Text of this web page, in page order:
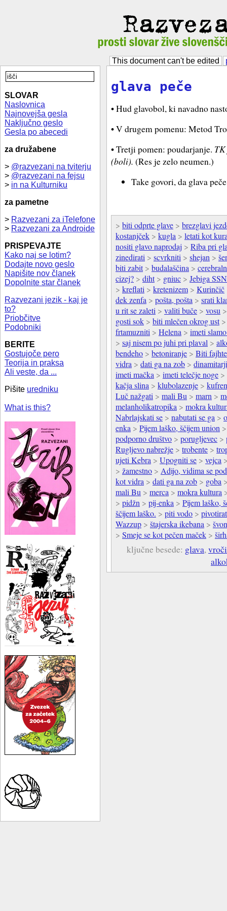
This document can't be edited
SLOVAR
Naslovnica
Najnovejša gesla
Naključno geslo
Gesla po abecedi
za družabene
> @razvezani na tviterju
> @razvezani na fejsu
> in na Kulturniku
za pametne
> Razvezani za iTelefone
> Razvezani za Androide
PRISPEVAJTE
Kako naj se lotim?
Dodajte novo geslo
Napišite nov članek
Dopolnite star članek
Razvezani jezik - kaj je
to?
Priobčitve
Podobniki
BERITE
Gostujoče pero
Teorija in praksa
Ali veste, da ...
Pišite uredniku
What is this?
glava peče
• Hud glavobol, ki navadno
• V drugem pomenu: Metod
• Tretji pomen: poudarjanje.
(boli). (Res je zelo neumen.)
Take govori, da glava peče
> biti odprte glave > brezglavi
kostanjček > kugla > letati kot
nositi glavo naprodaj > Riba pri
zinedirati > scvrkniti > shejan >
biti zabit> budalaščina >
cizej? > diht> gniuc > Jebiga
> kreflati > kretenizem > Kurinčič
dek zenfa > pošta, pošta > srati
u rit se zaleti > valiti buče > vosu
gosti sok > biti mlečen okrog ust
frtamuzniti > Helena > imeti
> saj nisem po juhi pri plaval >
bendeho > betoniranje > Biti
vidra > dati ga na zob > dinamitarji
imeti mačka > imeti telečje noge >
kačja slina > klubolazenje >
Luč nažgati > mali Bu > marn >
melanholikatropika > mokra
Nabrlajskati se > nabutati se ga >
enka > Pijem laško, ščijem union
podporno društvo > porugljevec >
Rugljevo nabrežje > trobente >
ujeti Kebra > Upogniti se > vejca
> žamestno > Adijo, vidima se
kot vidra > dati ga na zob > goba
mali Bu > merca > mokra kultura
> pidžn > pij-enka > Pijem laško,
ščijem laško. > piti vodo >
Wazzup > štajerska ikebana >
> Smeje se kot pečen maček >
ključne besede: glava,